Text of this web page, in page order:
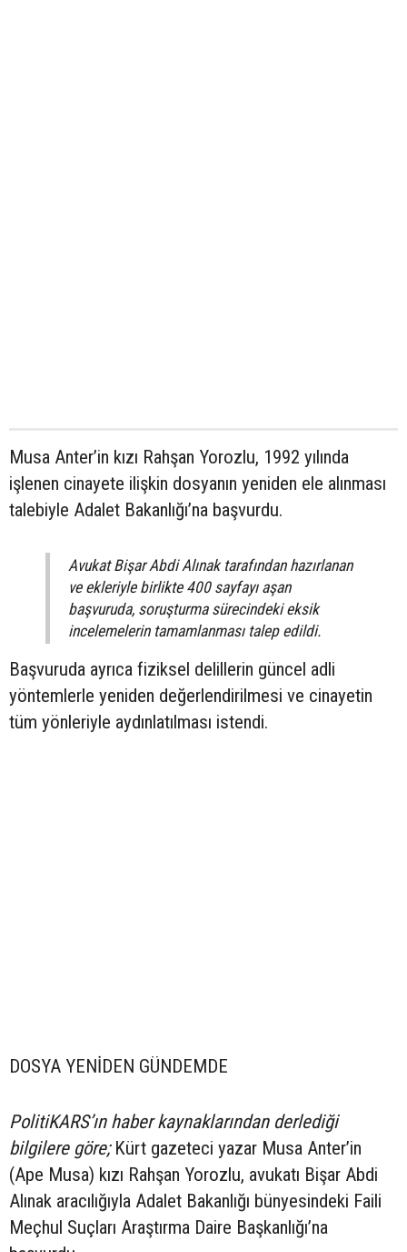
Musa Anter’in kızı Rahşan Yorozlu, 1992 yılında
işlenen cinayete ilişkin dosyanın yeniden ele alınması
talebiyle Adalet Bakanlığı’na başvurdu.
Avukat Bişar Abdi Alınak tarafından hazırlanan
ve ekleriyle birlikte 400 sayfayı aşan
başvuruda, soruşturma sürecindeki eksik
incelemelerin tamamlanması talep edildi.
Başvuruda ayrıca fiziksel delillerin güncel adli
yöntemlerle yeniden değerlendirilmesi ve cinayetin
tüm yönleriyle aydınlatılması istendi.
DOSYA YENİDEN GÜNDEMDE
PolitiKARS’ın haber kaynaklarından derlediği
bilgilere göre;Kürt gazeteci yazar Musa Anter’in
(Ape Musa) kızı Rahşan Yorozlu, avukatı Bişar Abdi
Alınak aracılığıyla Adalet Bakanlığı bünyesindeki Faili
Meçhul Suçları Araştırma Daire Başkanlığı’na